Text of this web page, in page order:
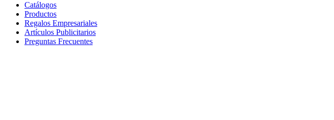
Catálogos
Productos
Regalos Empresariales
Artículos Publicitarios
Preguntas Frecuentes